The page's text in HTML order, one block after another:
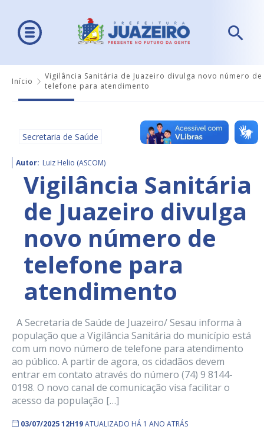
Início
Vigilância Sanitária de Juazeiro divulga novo número de
telefone para atendimento
Secretaria de Saúde
Autor: Luiz Helio (ASCOM)
Vigilância Sanitária
de Juazeiro divulga
novo número de
telefone para
atendimento
A Secretaria de Saúde de Juazeiro/ Sesau informa à
população que a Vigilância Sanitária do município está
com um novo número de telefone para atendimento
ao público. A partir de agora, os cidadãos devem
entrar em contato através do número (74) 9 8144-
0198. O novo canal de comunicação visa facilitar o
acesso da população […]
03/07/2025 12H19ATUALIZADO HÁ 1 ANO ATRÁS